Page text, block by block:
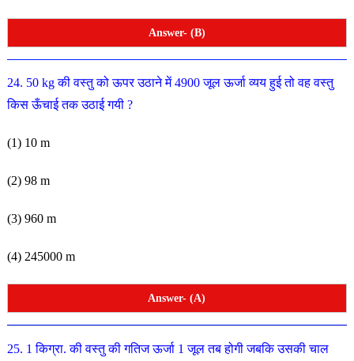
Answer- (B)
24. 50 kg की वस्तु को ऊपर उठाने में 4900 जूल ऊर्जा व्यय हुई तोवह वस्तु
किस ऊँचाई तक उठाई गयी ?
(1) 10 m
(2) 98 m
(3) 960 m
(4) 245000 m
Answer- (A)
25. 1 किग्रा. की वस्तु की गतिज ऊर्जा 1 जूल तब होगी जबकि उसकीचाल